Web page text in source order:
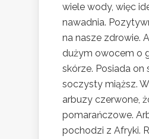
wiele wody, więc
nawadnia.
na nasze zdrowie.
dużym owocem o
skórze. Posiada on
soczysty miąższ.
arbuzy czerwone,
pomarańczowe.
pochodzi z Afryki.